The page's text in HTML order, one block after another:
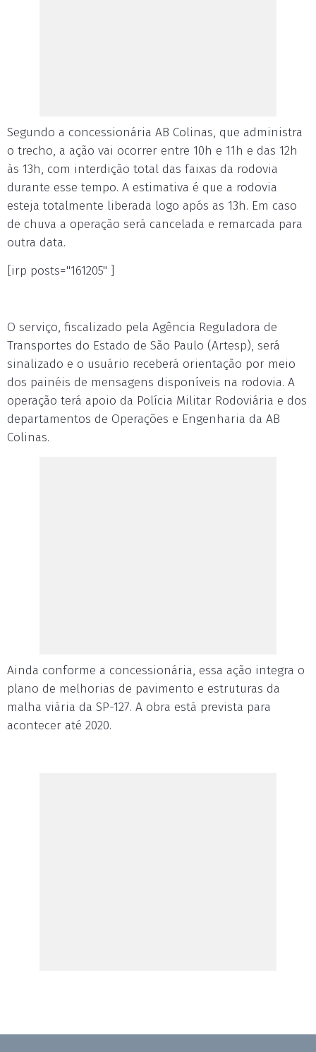
Segundo a concessionária AB Colinas, que administra
o trecho, a ação vai ocorrer entre 10h e 11h e das 12h
às 13h, com interdição total das faixas da rodovia
durante esse tempo. A estimativa é que a rodovia
esteja totalmente liberada logo após as 13h. Em caso
de chuva a operação será cancelada e remarcada para
outra data.
[irp posts="161205" ]
O serviço, fiscalizado pela Agência Reguladora de
Transportes do Estado de São Paulo (Artesp), será
sinalizado e o usuário receberá orientação por meio
dos painéis de mensagens disponíveis na rodovia. A
operação terá apoio da Polícia Militar Rodoviária e dos
departamentos de Operações e Engenharia da AB
Colinas.
Ainda conforme a concessionária, essa ação integra o
plano de melhorias de pavimento e estruturas da
malha viária da SP-127. A obra está prevista para
acontecer até 2020.